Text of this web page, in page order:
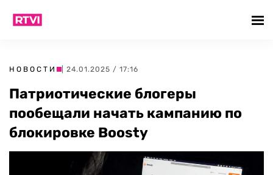
НОВОСТИ | 24.01.2025 / 17:16
Патриотические блогеры
пообещали начать кампанию по
блокировке Boosty